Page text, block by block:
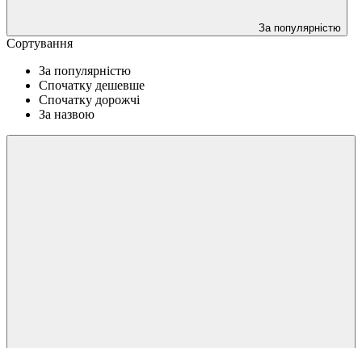
За популярністю
Сортування
За популярністю
Спочатку дешевше
Спочатку дорожчі
За назвою